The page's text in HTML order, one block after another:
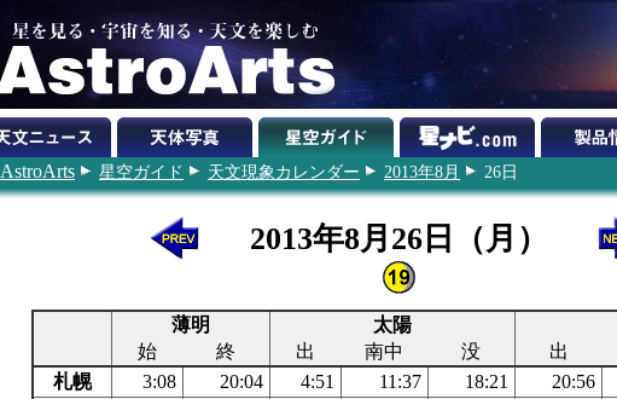
AstroArts 星空ガイド 天文現象カレンダー 2013年8月 26日
2013年8月26日（月）
薄明 太陽
始
終 出 南中 没 出
札幌
3:08 20:04 4:51 11:37 18:21 20:56